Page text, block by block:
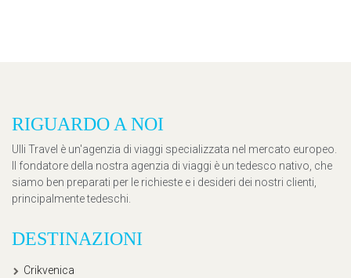
RIGUARDO A NOI
Ulli Travel è un'agenzia di viaggi specializzata nel mercato europeo.
Il fondatore della nostra agenzia di viaggi è un tedesco nativo, che
siamo ben preparati per le richieste e i desideri dei nostri clienti,
principalmente tedeschi.
DESTINAZIONI
Crikvenica